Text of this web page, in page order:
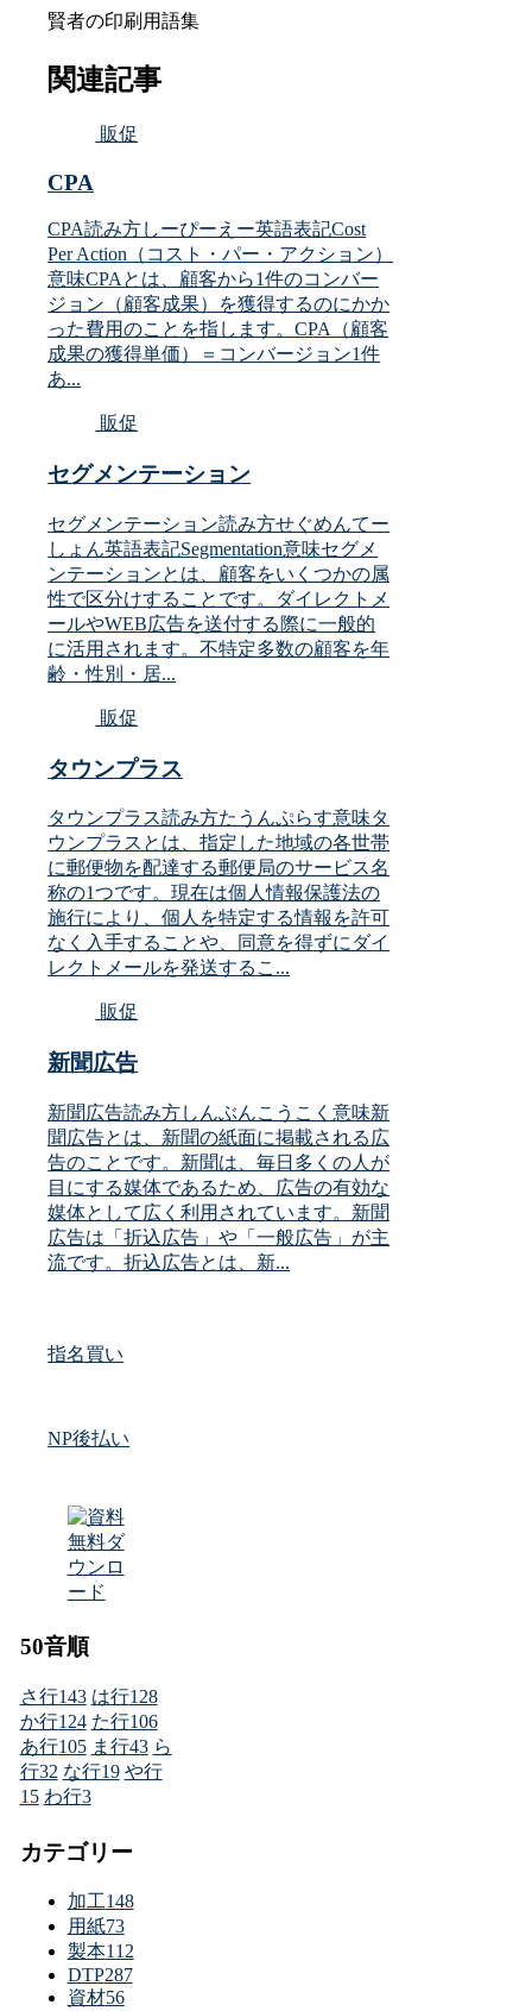
賢者の印刷用語集
関連記事
販促
CPA
CPA読み方しーぴーえー英語表記Cost
Per Action（コスト・パー・アクション）
意味CPAとは、顧客から1件のコンバー
ジョン（顧客成果）を獲得するのにかか
った費用のことを指します。CPA（顧客
成果の獲得単価）＝コンバージョン1件
あ...
販促
セグメンテーション
セグメンテーション読み方せぐめんてー
しょん英語表記Segmentation意味セグメ
ンテーションとは、顧客をいくつかの属
性で区分けすることです。ダイレクトメ
ールやWEB広告を送付する際に一般的
に活用されます。不特定多数の顧客を年
齢・性別・居...
販促
タウンプラス
タウンプラス読み方たうんぷらす意味タ
ウンプラスとは、指定した地域の各世帯
に郵便物を配達する郵便局のサービス名
称の1つです。現在は個人情報保護法の
施行により、個人を特定する情報を許可
なく入手することや、同意を得ずにダイ
レクトメールを発送するこ...
販促
新聞広告
新聞広告読み方しんぶんこうこく意味新
聞広告とは、新聞の紙面に掲載される広
告のことです。新聞は、毎日多くの人が
目にする媒体であるため、広告の有効な
媒体として広く利用されています。新聞
広告は「折込広告」や「一般広告」が主
流です。折込広告とは、新...
指名買い
NP後払い
50音順
さ行143 は行128
か行124 た行106
あ行105 ま行43 ら
行32 な行19 や行
15 わ行3
カテゴリー
加工148
用紙73
製本112
DTP287
資材56